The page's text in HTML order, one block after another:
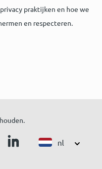
praktijken en hoe we
en respecteren.
nl